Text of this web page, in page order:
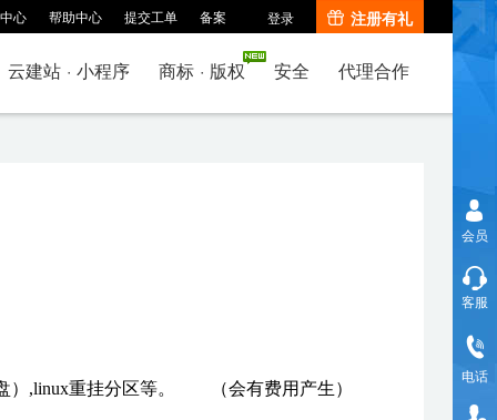
心 帮助中心 提交工单 备案 登录 注册有礼
云建站 · 小程序 商标 · 版权 安全 代理合作
）,linux重挂分区等。 （会有费用产生）
会员
客服
电话